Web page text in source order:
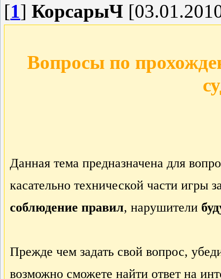
[1] КорсарыЧ
Вопросы по
Данная тема предназначена для
касательно технической части игры
соблюдение правил, нарушители
Прежде чем задать свой вопрос,
возможно сможете найти ответ на